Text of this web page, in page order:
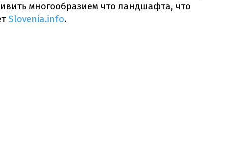
многообразием что ландшафта, что
Slovenia.info.